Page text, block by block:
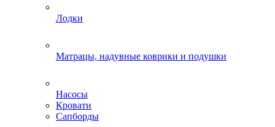
Лодки
Матрацы, надувные коврики и подушки
Насосы
Кровати
Сапборды